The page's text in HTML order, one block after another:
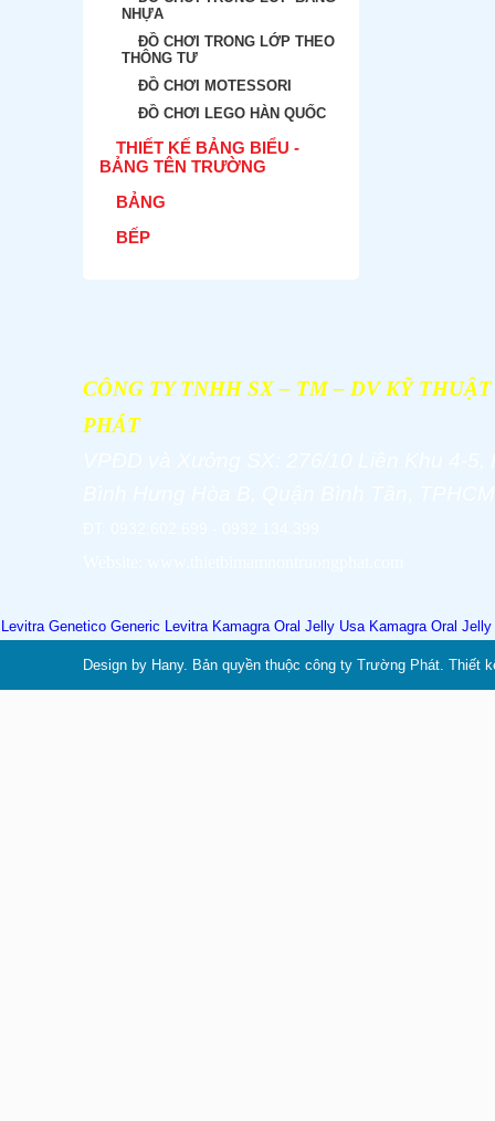
NHỰA
ĐỒ CHƠI TRONG LỚP THEO
THÔNG TƯ
ĐỒ CHƠI MOTESSORI
ĐỒ CHƠI LEGO HÀN QUỐC
THIẾT KẾ BẢNG BIỂU -
BẢNG TÊN TRƯỜNG
BẢNG
BẾP
CÔNG TY TNHH SX – TM – DV KỸ
PHÁT
Design by Hany. Bản quyền thuộc công ty Trường Phát. Thiết
Levitra Genetico Generic Levitra Kamagra Oral Jelly Usa Kamagra Oral